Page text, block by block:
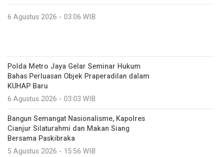
6 Agustus 2026 - 03:06 WIB
Polda Metro Jaya Gelar Seminar Hukum
Bahas Perluasan Objek Praperadilan dalam
KUHAP Baru
6 Agustus 2026 - 03:03 WIB
Bangun Semangat Nasionalisme, Kapolres
Cianjur Silaturahmi dan Makan Siang
Bersama Paskibraka
5 Agustus 2026 - 15:56 WIB